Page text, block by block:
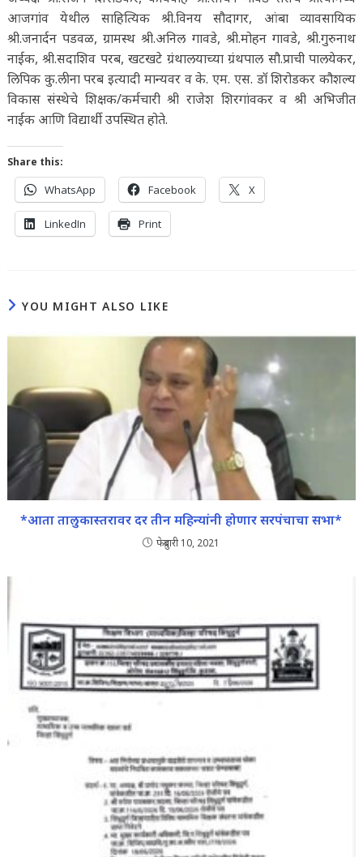
आजगांव येथील साहित्यिक श्री.विनय सौदागर, आंबा व्यावसायिक
श्री.जनार्दन पडवळ, ग्रामस्थ श्री.अनिल गावडे, श्री.मोहन गावडे, श्री.गुरुनाथ
नाईक, श्री.सदाशिव परब, खटखटे ग्रंथालयाच्या ग्रंथपाल सौ.प्राची पालयेकर,
लिपिक कु.लीना परब इत्यादी मान्यवर व के. एम. एस. डॉ शिरोडकर कौशल्य
विकास संस्थेचे शिक्षक/कर्मचारी श्री राजेश शिरगांवकर व श्री अभिजीत
नाईक आणि विद्यार्थी उपस्थित होते.
Share this:
WhatsApp Facebook X
LinkedIn Print
YOU MIGHT ALSO LIKE
*आता तालुकास्तरावर दर तीन महिन्यांनी होणार सरपंचाचा सभा*
फेब्रुवारी 10, 2021